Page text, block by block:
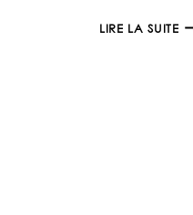
LIRE LA SUITE